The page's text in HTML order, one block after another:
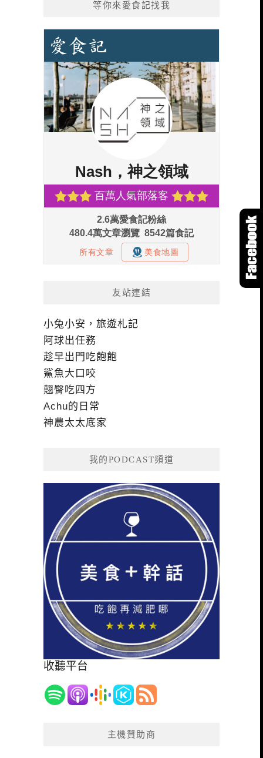
等你來愛食記找我
友站連結
小兔小安，旅遊札記
阿球出任務
趁早出門吃飽飽
鯊魚大口咬
翹臀吃四方
Achu的日常
神農太太底家
我的PODCAST頻道
收聽平台
主機贊助商